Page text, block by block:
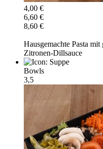
4,00 €
6,60 €
8,60 €
Hausgemachte Pasta
Zitronen-Dillsauce
Bowls
3,5